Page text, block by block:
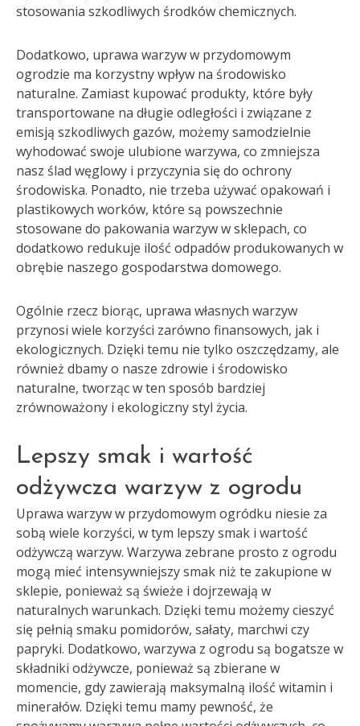
stosowania szkodliwych środków chemicznych.
Dodatkowo, uprawa warzyw w przydomowym
ogrodzie ma korzystny wpływ na środowisko
naturalne. Zamiast kupować produkty, które były
transportowane na długie odległości i związane z
emisją szkodliwych gazów, możemy samodzielnie
wyhodować swoje ulubione warzywa, co zmniejsza
nasz ślad węglowy i przyczynia się do ochrony
środowiska. Ponadto, nie trzeba używać opakowań i
plastikowych worków, które są powszechnie
stosowane do pakowania warzyw w sklepach, co
dodatkowo redukuje ilość odpadów produkowanych w
obrębie naszego gospodarstwa domowego.
Ogólnie rzecz biorąc, uprawa własnych warzyw
przynosi wiele korzyści zarówno finansowych, jak i
ekologicznych. Dzięki temu nie tylko oszczędzamy, ale
również dbamy o nasze zdrowie i środowisko
naturalne, tworząc w ten sposób bardziej
zrównoważony i ekologiczny styl życia.
Lepszy smak i wartość
odżywcza warzyw z ogrodu
Uprawa warzyw w przydomowym ogródku niesie za
sobą wiele korzyści, w tym lepszy smak i wartość
odżywczą warzyw. Warzywa zebrane prosto z ogrodu
mogą mieć intensywniejszy smak niż te zakupione w
sklepie, ponieważ są świeże i dojrzewają w
naturalnych warunkach. Dzięki temu możemy cieszyć
się pełnią smaku pomidorów, sałaty, marchwi czy
papryki. Dodatkowo, warzywa z ogrodu są bogatsze w
składniki odżywcze, ponieważ są zbierane w
momencie, gdy zawierają maksymalną ilość witamin i
minerałów. Dzięki temu mamy pewność, że